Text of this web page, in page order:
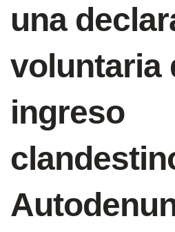
una
voluntaria
ingreso